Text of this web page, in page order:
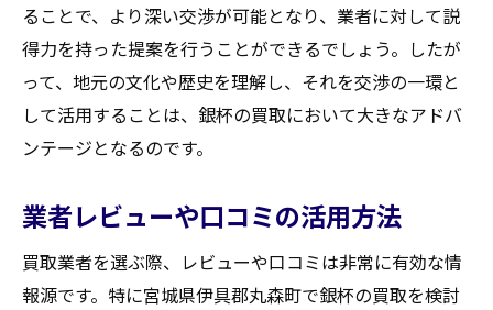
ることで、より深い交渉が可能となり、業者に対して説
得力を持った提案を行うことができるでしょう。したが
って、地元の文化や歴史を理解し、それを交渉の一環と
して活用することは、銀杯の買取において大きなアドバ
ンテージとなるのです。
業者レビューや口コミの活用方法
買取業者を選ぶ際、レビューや口コミは非常に有効な情
報源です。特に宮城県伊具郡丸森町で銀杯の買取を検討